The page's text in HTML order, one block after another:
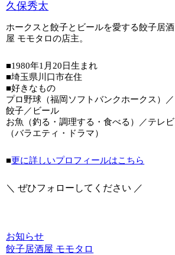
久保秀太
ホークスと餃子とビールを愛する餃子居酒
屋 モモタロの店主。
■1980年1月20日生まれ
■埼玉県川口市在住
■好きなもの
プロ野球（福岡ソフトバンクホークス）／
餃子／ビール
お魚（釣る・調理する・食べる）／テレビ
（バラエティ・ドラマ）
■更に詳しいプロフィールはこちら
＼ ぜひフォローしてください ／
お知らせ
餃子居酒屋 モモタロ